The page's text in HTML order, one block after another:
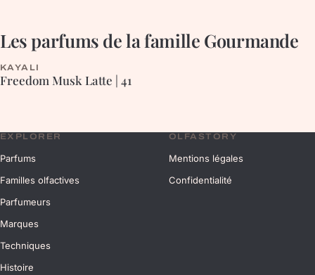
Les parfums de la famille Gourmande
GOURMANDE
KAYALI
Freedom Musk Latte | 41
EXPLORER
Parfums
Familles olfactives
Parfumeurs
Marques
Techniques
Histoire
OLFASTORY
Mentions légales
Confidentialité